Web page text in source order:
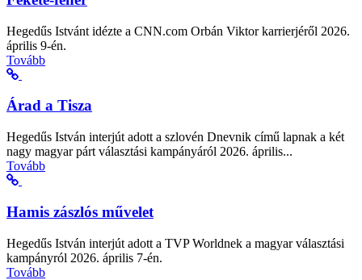
Hegedűs Istvánt idézte a CNN.com Orbán Viktor karrierjéről 2026.
április 9-én.
Tovább
Árad a Tisza
Hegedűs István interjút adott a szlovén Dnevnik című lapnak a két
nagy magyar párt választási kampányáról 2026. április...
Tovább
Hamis zászlós művelet
Hegedűs István interjút adott a TVP Worldnek a magyar választási
kampányról 2026. április 7-én.
Tovább